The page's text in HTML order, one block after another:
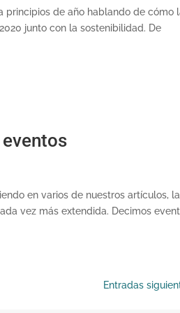
de año hablando de cómo
junto con la sostenibilidad. De
en varios de nuestros artículos, la
vez más extendida. Decimos
Entradas